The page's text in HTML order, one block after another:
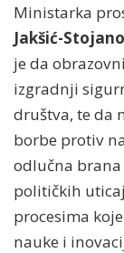
Ministarka
Jakšić-
je da
izgradnji
društva, te da
borbe protiv
odlučna
političkih
procesima
nauke i